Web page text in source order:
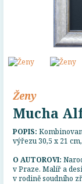
Ženy
Mucha
POPIS:
výřezu 30,5 x 21
O AUTOROVI:
v Praze. Malíř a
v rodině soudního